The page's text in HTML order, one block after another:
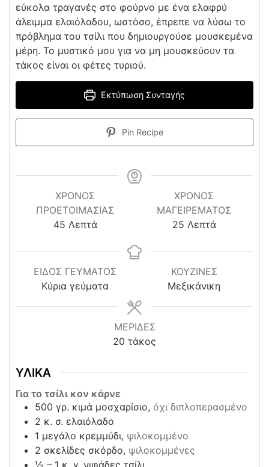
εύκολα τραγανές στο φούρνο με ένα ελαφρύ
άλειμμα ελαιόλαδου, ωστόσο, έπρεπε να λύσω το
πρόβλημα του τσίλι που δημιουργούσε μουσκεμένα
μέρη. Το μυστικό μου για να μη μουσκεύουν τα
τάκος είναι οι φέτες τυριού.
Εκτύπωση Συνταγής
Pin Recipe
ΧΡΌΝΟΣ
ΠΡΟΕΤΟΙΜΑΣΊΑΣ
45minutes
Λεπτά
ΧΡΟΝΟΣ
ΜΑΓΕΙΡΕΜΑΤΟΣ
25minutes
Λεπτά
ΕΙΔΟΣ ΓΕΥΜΑΤΟΣ
Κύρια γεύματα
ΚΟΥΖΊΝΕΣ
Μεξικάνικη
ΜΕΡΙΔΕΣ
20 τάκος
ΥΛΙΚΑ
Για το τσίλι κον κάρνε
500 γρ. κιμά μοσχαρίσιο, όχι διπλοπερασμένο
2 κ. σ. ελαιόλαδο
1 μεγάλο κρεμμύδι, ψιλοκομμένο
2 σκελίδες σκόρδο, ψιλοκομμένες
½ – 1 κ. γ. νιφάδες τσίλι